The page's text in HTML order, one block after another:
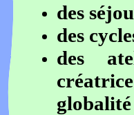
des
des
des